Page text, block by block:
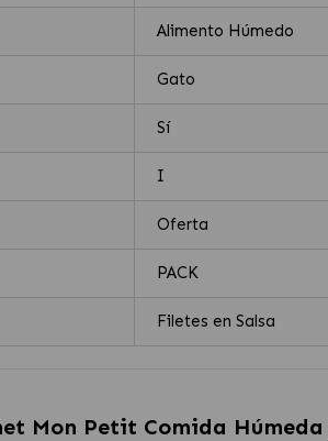
Alimento Húmedo
Gato
Sí
I
Oferta
PACK
Filetes en Salsa
Mon Petit Comida